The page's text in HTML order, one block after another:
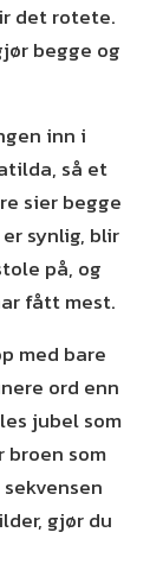
det rotete.
begge og
inn i
så et
sier begge
synlig, blir
på, og
fått mest.
med bare
ord enn
jubel som
som
gjør du